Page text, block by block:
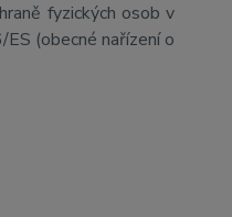
fyzických osob v
(obecné nařízení o